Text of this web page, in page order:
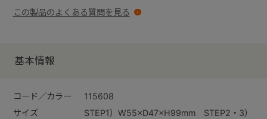
この製品のよくある質問を見る
基本情報
コード／カラー
115608
サイズ
STEP1）W55×D47×H99mm STEP2・3）